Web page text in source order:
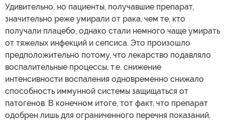
Удивительно, но пациенты, получавшие препарат,
значительно реже умирали от рака, чем те, кто
получали плацебо, однако стали немного чаще умирать
от тяжелых инфекций и сепсиса. Это произошло
предположительно потому, что лекарство подавляло
воспалительные процессы, т.е. снижение
интенсивности воспаления одновременно снижало
способность иммунной системы защищаться от
патогенов. В конечном итоге, тот факт, что препарат
одобрен лишь для ограниченного перечня показаний,